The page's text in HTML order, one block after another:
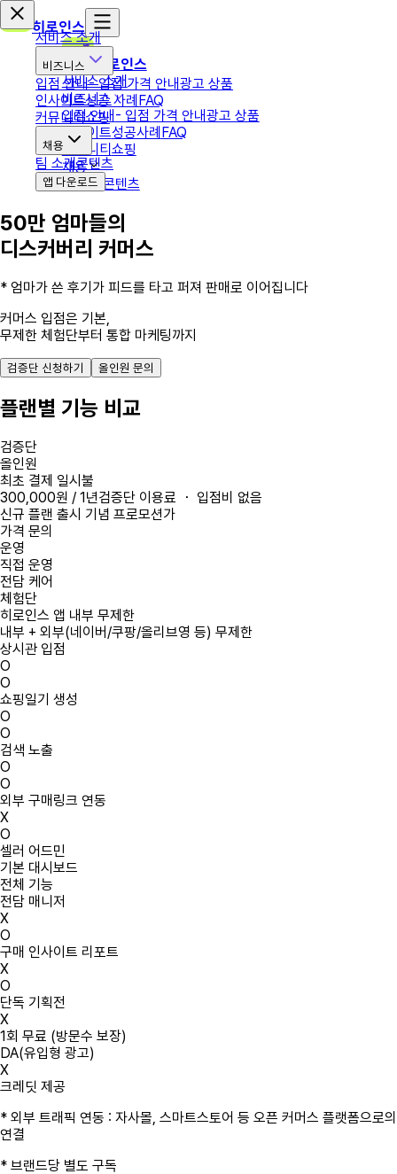
히로인스
히로인스
서비스 소개
비즈니스
입점 안내- 입점 가격 안내광고 상품
인사이트성공사례FAQ
커뮤니티쇼핑
채용
팀 소개 콘텐츠
서비스 소개
비즈니스
입점 안내- 입점 가격 안내광고 상품
인사이트성공 사례FAQ
커뮤니티쇼핑
채용
팀 소개콘텐츠
앱 다운로드
50만 엄마들의
디스커버리 커머스
* 엄마가 쓴 후기가 피드를 타고 퍼져 판매로 이어집니다
커머스 입점은 기본,
무제한 체험단부터 통합 마케팅까지
검증단 신청하기 올인원 문의
플랜별 기능 비교
검증단
올인원
최초 결제 일시불
300,000원 / 1년검증단 이용료 ・ 입점비 없음
신규 플랜 출시 기념 프로모션가
가격 문의
운영
직접 운영
전담 케어
체험단
히로인스 앱 내부 무제한
내부 + 외부(네이버/쿠팡/올리브영 등) 무제한
상시관 입점
O
O
쇼핑일기 생성
O
O
검색 노출
O
O
외부 구매링크 연동
X
O
셀러 어드민
기본 대시보드
전체 기능
전담 매니저
X
O
구매 인사이트 리포트
X
O
단독 기획전
X
1회 무료 (방문수 보장)
DA(유입형 광고)
X
크레딧 제공
* 외부 트래픽 연동 : 자사몰, 스마트스토어 등 오픈 커머스 플랫폼으로의
연결
* 브랜드당 별도 구독